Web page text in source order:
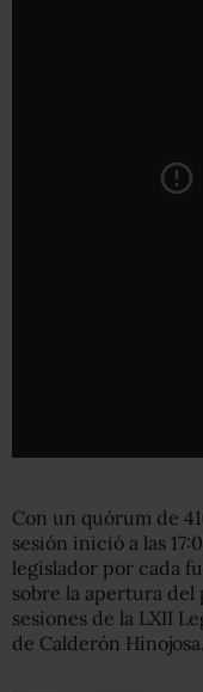
Con un quórum de
sesión inició a las
legislador por cada
sobre la apertura
sesiones de la LXII
de Calderón Hinojosa.